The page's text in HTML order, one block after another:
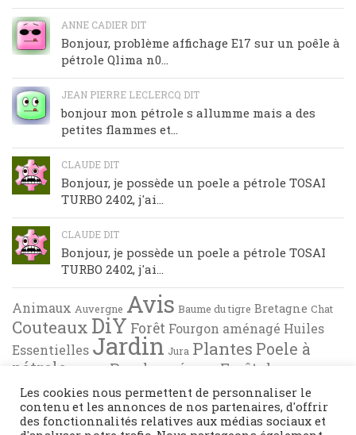
ANNE CADIER DIT
Bonjour, problème affichage E17 sur un poêle à
pétrole Qlima n0...
JEAN PIERRE LECLERCQ DIT
bonjour mon pétrole s allumme mais a des
petites flammes et...
CLAUDE DIT
Bonjour, je possède un poele a pétrole TOSAI
TURBO 2402, j'ai...
CLAUDE DIT
Bonjour, je possède un poele a pétrole TOSAI
TURBO 2402, j'ai...
Animaux Auvergne Avis Baume du tigre Bretagne Chat
Couteaux DiY Forêt Fourgon aménagé Huiles
Essentielles Jardin Jura Plantes Poele à
pétrole
Randonnée en Forêt de
Brocéliande Recette de cuisine Tests
Les cookies nous permettent de personnaliser le
contenu et les annonces de nos partenaires, d'offrir
des fonctionnalités relatives aux médias sociaux et